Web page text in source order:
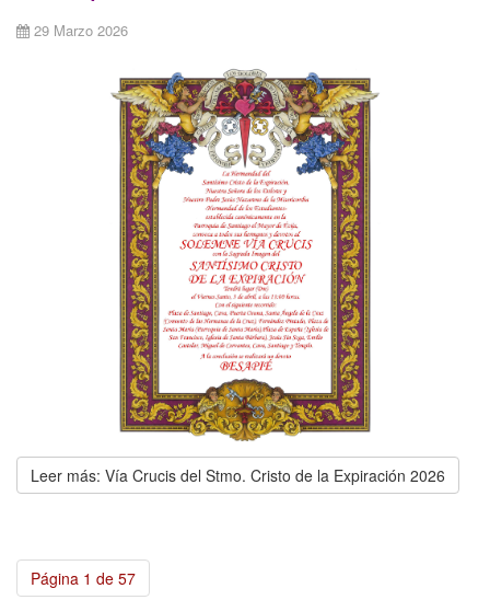
29 Marzo 2026
Leer más: Vía Crucis del Stmo. Cristo de la Expiración 2026
Página 1 de 57